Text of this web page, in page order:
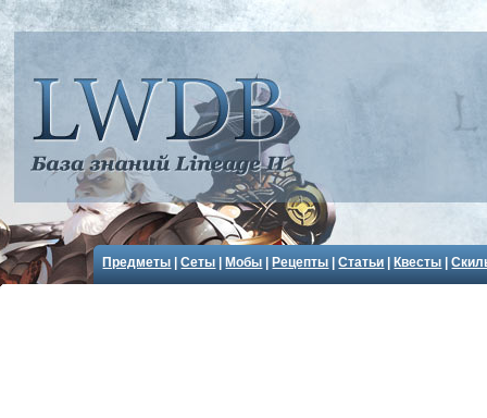
Предметы |Сеты Мобы Рецепты |Статьи Квесты |